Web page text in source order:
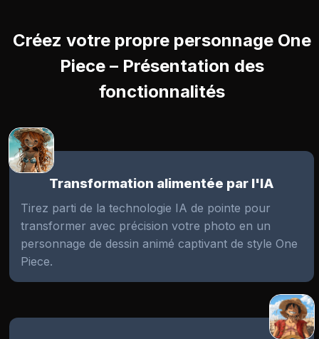
Créez votre propre personnage One
Piece – Présentation des
fonctionnalités
Transformation alimentée par l'IA
Tirez parti de la technologie IA de pointe pour
transformer avec précision votre photo en un
personnage de dessin animé captivant de style One
Piece.